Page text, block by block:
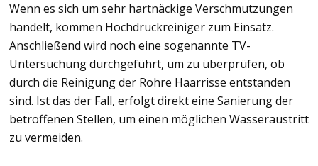
Wenn es sich um sehr hartnäckige Verschmutzungen
handelt, kommen Hochdruckreiniger zum Einsatz.
Anschließend wird noch eine sogenannte TV-
Untersuchung durchgeführt, um zu überprüfen, ob
durch die Reinigung der Rohre Haarrisse entstanden
sind. Ist das der Fall, erfolgt direkt eine Sanierung der
betroffenen Stellen, um einen möglichen Wasseraustritt
zu vermeiden.